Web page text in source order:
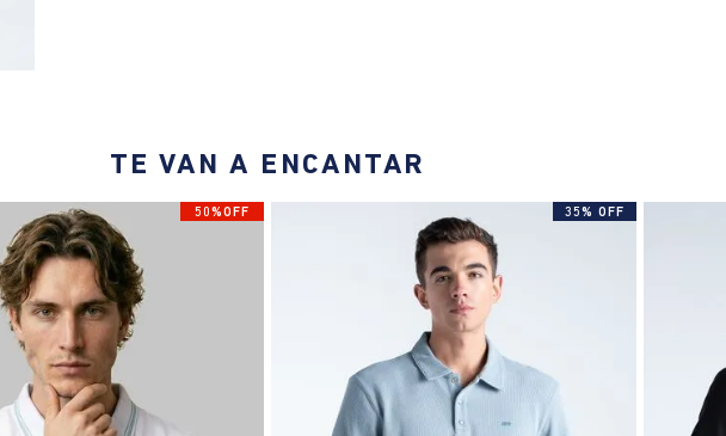
TE VAN A ENCANTAR
50%OFF 35% OFF